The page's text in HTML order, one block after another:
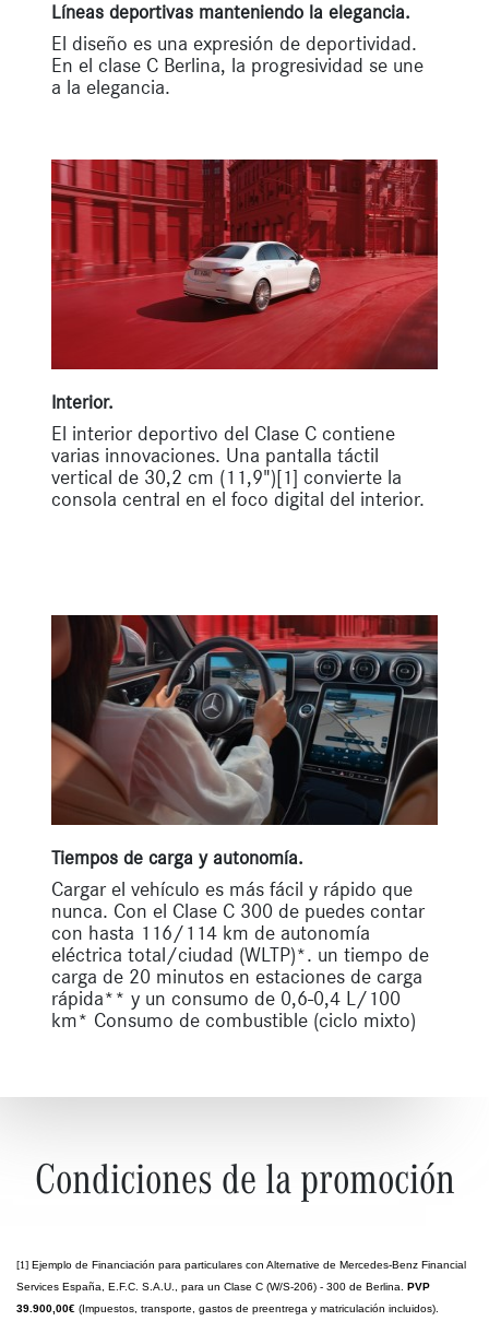
Líneas deportivas manteniendo la elegancia.
El diseño es una expresión de deportividad.
En el clase C Berlina, la progresividad se une
a la elegancia.
Interior.
El interior deportivo del Clase C contiene
varias innovaciones. Una pantalla táctil
vertical de 30,2 cm (11,9")[1] convierte la
consola central en el foco digital del interior.
Tiempos de carga y autonomía.
Cargar el vehículo es más fácil y rápido que
nunca. Con el Clase C 300 de puedes contar
con hasta 116/114 km de autonomía
eléctrica total/ciudad (WLTP)*. un tiempo de
carga de 20 minutos en estaciones de carga
rápida** y un consumo de 0,6-0,4 L/100
km* Consumo de combustible (ciclo mixto)
Condiciones de la promoción
[1] Ejemplo de Financiación para particulares con Alternative de Mercedes-Benz Financial
Services España, E.F.C. S.A.U., para un Clase C (W/S-206) - 300 de Berlina. PVP
39.900,00€ (Impuestos, transporte, gastos de preentrega y matriculación incluidos).